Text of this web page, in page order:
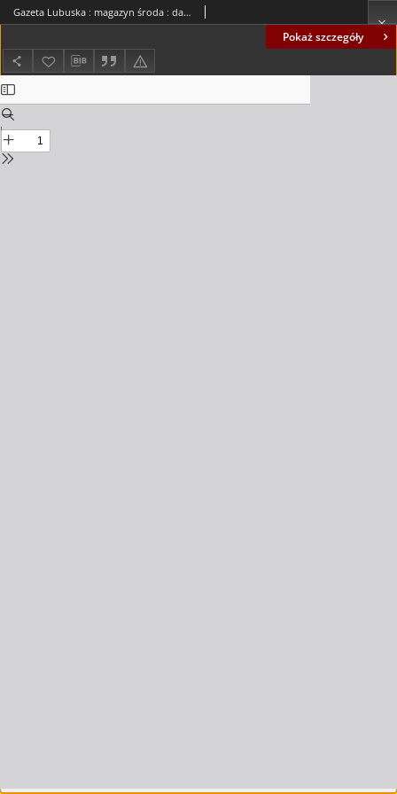
Pokaż szczegóły
Gazeta Lubuska : magazyn środa : dawniej Zielonogórska-Gorzowska R. XLII [właśc. XLIII], nr 209 (7 września 1994). - Wyd. 1